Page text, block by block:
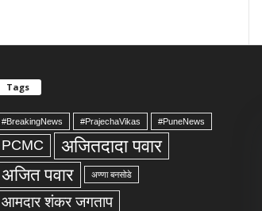
Tags
#BreakingNews #PrajechaVikas #PuneNews
PCMC अजितदादा पवार
अजित पवार अण्णा बनसोडे
आमदार शंकर जगताप